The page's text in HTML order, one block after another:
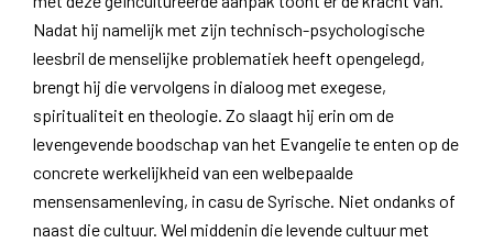
Nadat hij namelijk met zijn technisch-psychologische
leesbril de menselijke problematiek heeft opengelegd,
brengt hij die vervolgens in dialoog met exegese,
spiritualiteit en theologie. Zo slaagt hij erin om de
levengevende boodschap van het Evangelie te enten op de
concrete werkelijkheid van een welbepaalde
mensensamenleving, in casu de Syrische. Niet ondanks of
naast die cultuur. Wel middenin die levende cultuur met